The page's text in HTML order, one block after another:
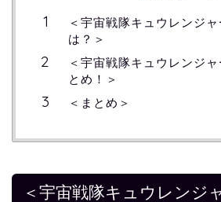
＜宇宙戦隊キュウレンジ
は？＞
＜宇宙戦隊キュウレンジ
とめ！＞
＜まとめ＞
＜宇宙戦隊キュウレンジ